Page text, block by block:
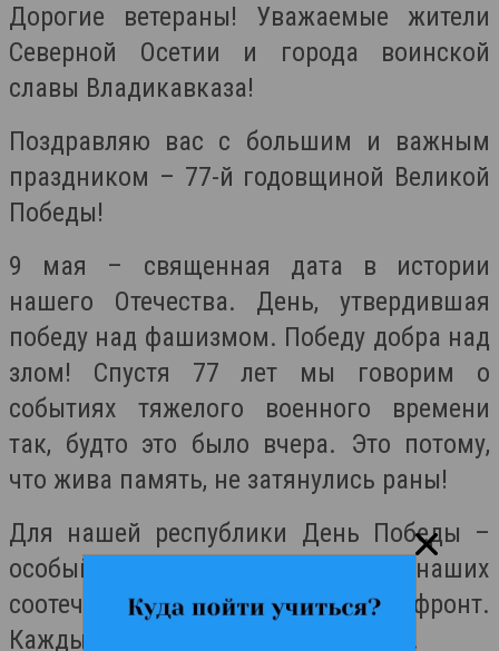
Дорогие ветераны! Уважаемые жители
Северной Осетии и города воинской
славы Владикавказа!
Поздравляю вас с большим и важным
праздником – 77-й годовщиной Великой
Победы!
9 мая – священная дата в истории
нашего Отечества. День, утвердившая
победу над фашизмом. Победу добра над
злом! Спустя 77 лет мы говорим о
событиях тяжелого военного времени
так, будто это было вчера. Это потому,
что жива память, не затянулись раны!
Для нашей республики День Победы –
особый. 95 тысяч наших
соотечественников ушли на фронт.
Каждый второй из них не вернулся.